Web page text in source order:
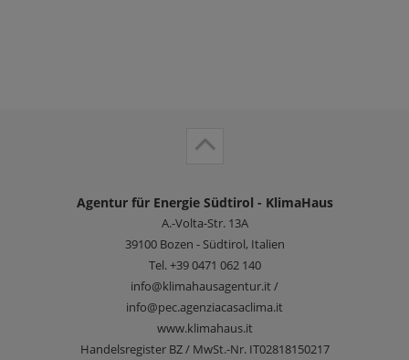
Agentur für Energie Südtirol - KlimaHaus
A.-Volta-Str. 13A
39100 Bozen - Südtirol, Italien
Tel.+39 0471 062 140
info@klimahausagentur.it /
info@pec.agenziacasaclima.it
www.klimahaus.it
Handelsregister BZ / MwSt.-Nr. IT02818150217